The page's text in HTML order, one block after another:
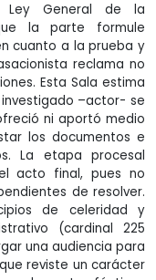
General de la
la parte formule
cuanto a la prueba y
reclama no
Esta Sala estima
–actor- se
ni aportó medio
los documentos e
La etapa procesal
acto final, pues no
de resolver.
de celeridad y
(cardinal 225
una audiencia para
reviste un carácter